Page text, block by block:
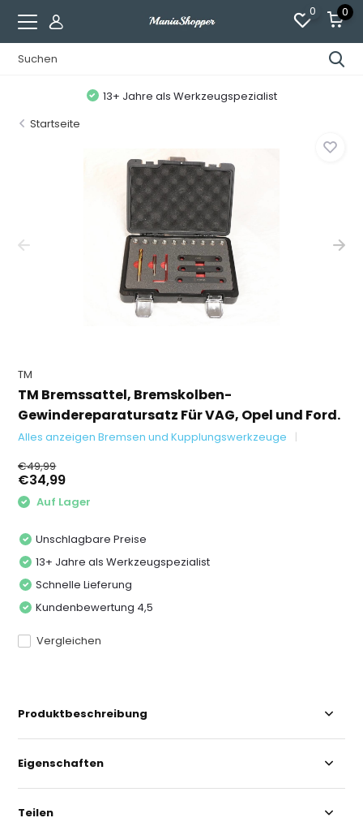
0 0
13+ Jahre als Werkzeugspezialist
Startseite
TM
TM Bremssattel, Bremskolben-
Gewindereparatursatz Für VAG, Opel und Ford.
Alles anzeigen Bremsen und Kupplungswerkzeuge
€49,99
€34,99
Auf Lager
Unschlagbare Preise
13+ Jahre als Werkzeugspezialist
Schnelle Lieferung
Kundenbewertung 4,5
Vergleichen
Produktbeschreibung
Eigenschaften
Teilen